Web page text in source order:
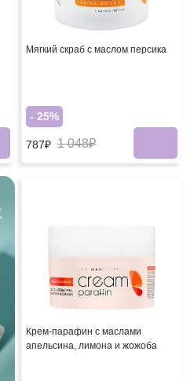
Мягкий скраб с маслом персика
- 25%
787₽ 1 048₽
Крем-парафин с маслами
апельсина, лимона и жожоба